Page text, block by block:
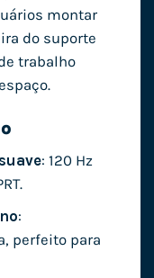
montar
do suporte
trabalho
: 120 Hz
:
perfeito para